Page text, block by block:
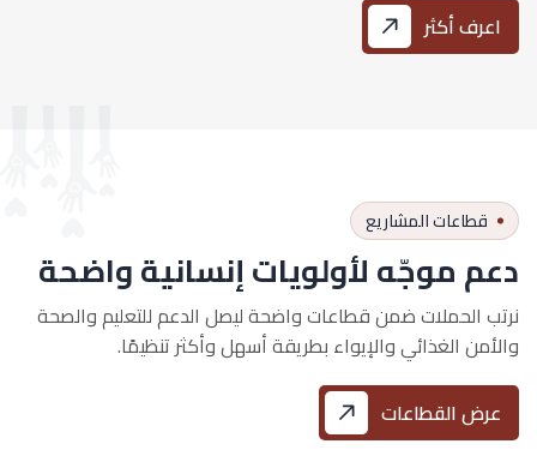
اعرف أكثر
قطاعات المشاريع
دعم موجّه لأولويات إنسانية واضحة
نرتب الحملات ضمن قطاعات واضحة ليصل الدعم للتعليم والصحة
والأمن الغذائي والإيواء بطريقة أسهل وأكثر تنظيمًا.
عرض القطاعات